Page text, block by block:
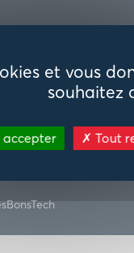
et vous
souhaitez
Tout